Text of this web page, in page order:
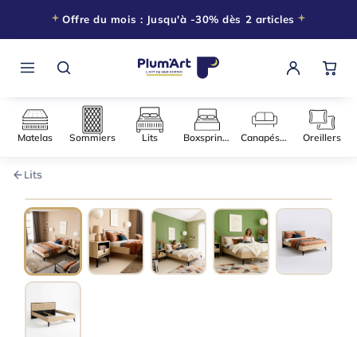
Offre du mois : Jusqu'à -30% dès 2 articles
Matelas
Lits
−15% DÈS 2 ARTICLES